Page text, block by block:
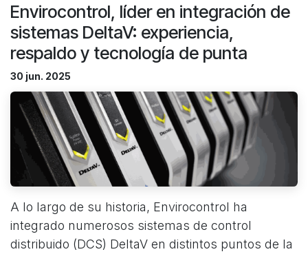
Envirocontrol, líder en integración de
sistemas DeltaV: experiencia,
respaldo y tecnología de punta
30 jun. 2025
A lo largo de su historia, Envirocontrol ha
integrado numerosos sistemas de control
distribuido (DCS) DeltaV en distintos puntos de la